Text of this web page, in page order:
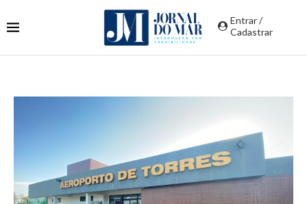
Entrar /
Cadastrar